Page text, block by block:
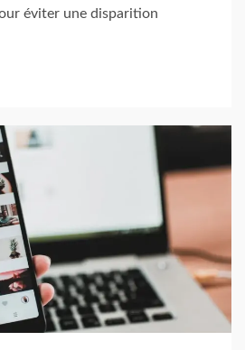
éviter une disparition